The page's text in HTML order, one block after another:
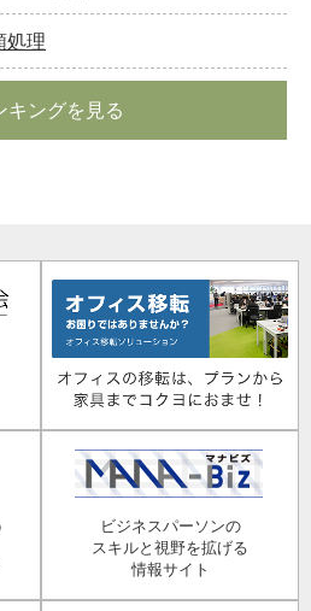
処理
キングを見る
ビジネスパーソンの
スキルと視野を拡げる
情報サイト